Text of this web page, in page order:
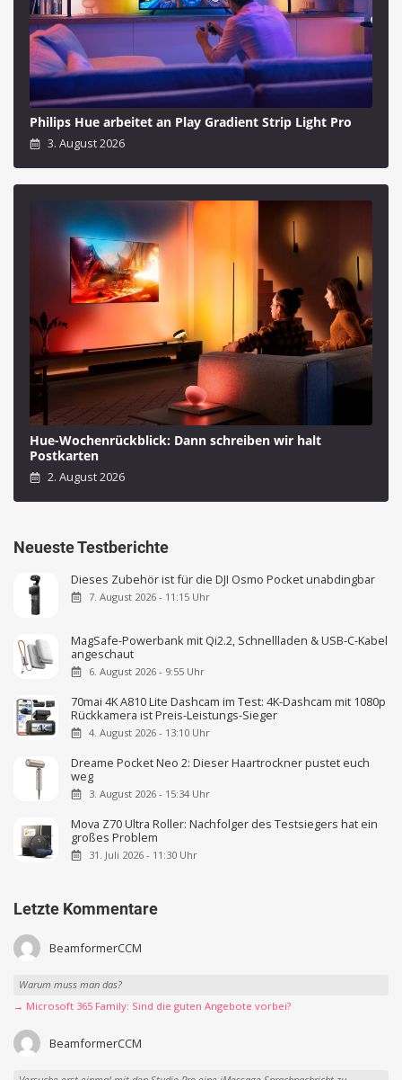
Philips Hue arbeitet an Play Gradient Strip Light Pro
3. August 2026
Hue-Wochenrückblick: Dann schreiben wir halt
Postkarten
2. August 2026
Neueste Testberichte
Dieses Zubehör ist für die DJI Osmo Pocket unabdingbar
7. August 2026 - 11:15 Uhr
MagSafe-Powerbank mit Qi2.2, Schnellladen & USB-C-Kabel
angeschaut
6. August 2026 - 9:55 Uhr
70mai 4K A810 Lite Dashcam im Test: 4K-Dashcam mit 1080p
Rückkamera ist Preis-Leistungs-Sieger
4. August 2026 - 13:10 Uhr
Dreame Pocket Neo 2: Dieser Haartrockner pustet euch
weg
3. August 2026 - 15:34 Uhr
Mova Z70 Ultra Roller: Nachfolger des Testsiegers hat ein
großes Problem
31. Juli 2026 - 11:30 Uhr
Letzte Kommentare
BeamformerCCM
Warum muss man das?
→ Microsoft 365 Family: Sind die guten Angebote vorbei?
BeamformerCCM